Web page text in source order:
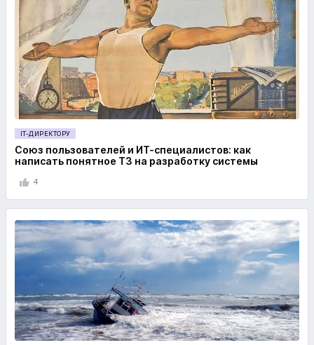
IT-ДИРЕКТОРУ
Союз пользователей и ИТ-специалистов: как
написать понятное ТЗ на разработку системы
4